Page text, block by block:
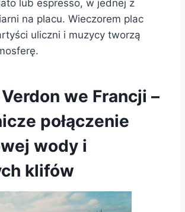
lub espresso, w jednej z
na placu. Wieczorem plac
uliczni i muzycy tworzą
we Francji –
połączenie
wody i
klifów